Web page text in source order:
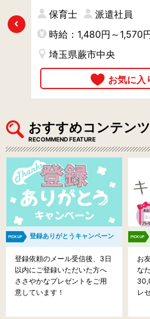
Previous
保育士
派遣社員
時給：1,480円～1,570
埼玉県蕨市中央
おすすめコンテン
RECOMMEND FEATURE
登録ありがとうキャンペーン
登録依頼のメール受信後、3日
以内にご登録いただいた方へ
ささやかなプレゼントをご用
意しています！
お
な
レ